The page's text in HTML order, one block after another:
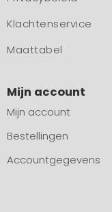
Klachtenservice
Maattabel
Mijn account
Mijn account
Bestellingen
Accountgegevens